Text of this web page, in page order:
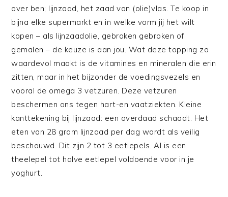
over ben; lijnzaad, het zaad van (olie)vlas. Te koop in
bijna elke supermarkt en in welke vorm jij het wilt
kopen – als lijnzaadolie, gebroken gebroken of
gemalen – de keuze is aan jou. Wat deze topping zo
waardevol maakt is de vitamines en mineralen die erin
zitten, maar in het bijzonder de voedingsvezels en
vooral de omega 3 vetzuren. Deze vetzuren
beschermen ons tegen hart-en vaatziekten. Kleine
kanttekening bij lijnzaad: een overdaad schaadt. Het
eten van 28 gram lijnzaad per dag wordt als veilig
beschouwd. Dit zijn 2 tot 3 eetlepels. Al is een
theelepel tot halve eetlepel voldoende voor in je
yoghurt.